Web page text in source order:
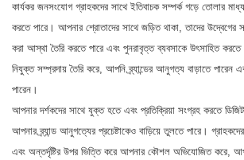
কার্যকর জনসংযোগ গ্রাহকদের সাথে ইতিবাচক সম্পর্ক গড়ে তোলার
করতে পারে। আপনার শ্রোতাদের সাথে জড়িত থাকা, তাদের উদ্বেগের
করা আস্থা তৈরি করতে পারে এবং পুনরাবৃত্ত ব্যবসাকে উৎসাহিত
নিযুক্ত সম্প্রদায় তৈরি করে, আপনি ব্র্যান্ডের আনুগত্য বাড়াতে পারেন
পারেন।
আপনার দর্শকদের সাথে যুক্ত হতে এবং প্রতিক্রিয়া সংগ্রহ করতে
আপনার ব্র্যান্ড আনুগত্যের প্রচেষ্টাকেও বাড়িয়ে তুলতে পারে।
এবং অন্তর্দৃষ্টির উপর ভিত্তি করে আপনার কৌশল অভিযোজিত করে,